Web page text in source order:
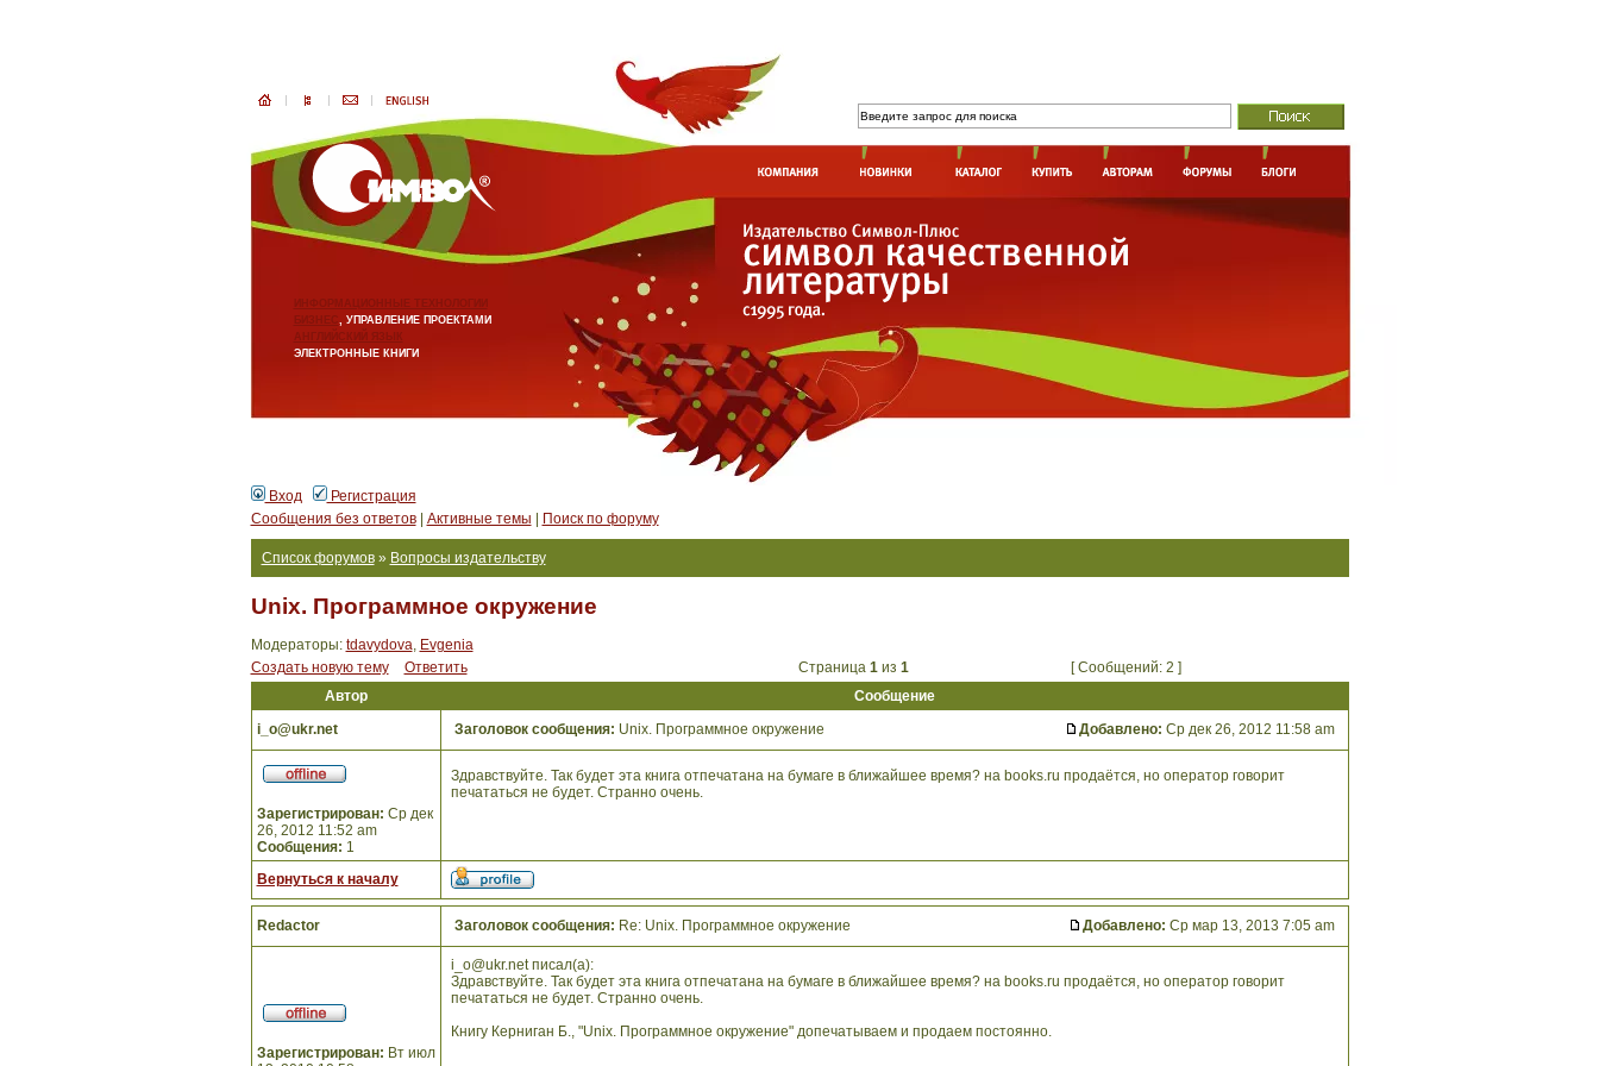
ИНФОРМАЦИОННЫЕ ТЕХНОЛОГИИ
БИЗНЕС, УПРАВЛЕНИЕ ПРОЕКТАМИ
АНГЛИЙСКИЙ ЯЗЫК
ЭЛЕКТРОННЫЕ КНИГИ
Вход
Регистрация
Сообщения без ответов| Активные темы Поиск по форуму
Список форумов» Вопросы издательству
Unix. Программное окружение
Модераторы: tdavydova, Evgenia
Создать новую тему
Ответить Страница 1из 1
[ Сообщений: 2 ]
Автор
Сообщение
i_o@ukr.net
Заголовок сообщения: Unix. Программное окружение Добавлено: Ср дек 26, 2012 11:58 am
Зарегистрирован: Ср дек
26, 2012 11:52 am
Сообщения: 1
Здравствуйте. Так будет эта книга отпечатана на бумаге в ближайшее время? на books.ru продаётся, но оператор говорит
печататься не будет. Странно очень.
Вернуться к началу
Redactor Заголовок сообщения: Re: Unix. Программное окружение Добавлено: Ср мар 13, 2013 7:05 am
Зарегистрирован: Вт июл
i_o@ukr.net писал(а):
Здравствуйте. Так будет эта книга отпечатана на бумаге в ближайшее время? на books.ru продаётся, но оператор говорит
печататься не будет. Странно очень.
Книгу Керниган Б., "Unix. Программное окружение" допечатываем и продаем постоянно.